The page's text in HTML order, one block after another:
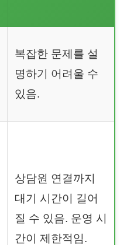
복잡한 문제를 설
명하기 어려울 수
있음.
상담원 연결까지
대기 시간이 길어
질 수 있음. 운영 시
간이 제한적임.